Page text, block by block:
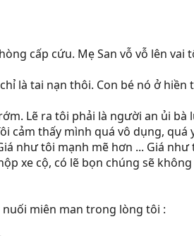
cấp cứu. Mẹ San vỗ vỗ lên vai
là tai nạn thôi. Con bé nó ở hiền
Lẽ ra tôi phải là người an ủi
cảm thấy mình quá vô dụng,
như tôi mạnh mẽ hơn ... Giá
xe cộ, có lẽ bọn chúng sẽ
miên man trong lòng tôi :